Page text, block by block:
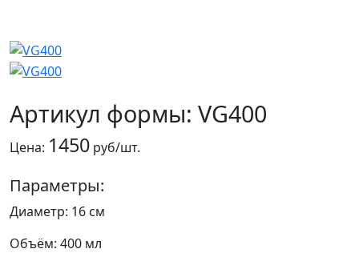
Артикул формы: VG400
Цена: 1450 руб/шт.
Параметры:
Диаметр: 16 см
Объём: 400 мл